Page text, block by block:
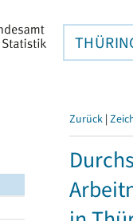
Zurück |